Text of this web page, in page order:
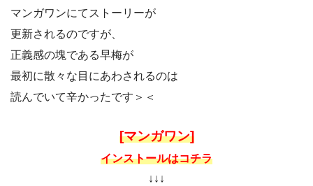
マンガワンにてストーリーが
更新されるのですが、
正義感の塊である早梅が
最初に散々な目にあわされるのは
読んでいて辛かったです＞＜
[マンガワン]
インストールはコチラ
↓↓↓